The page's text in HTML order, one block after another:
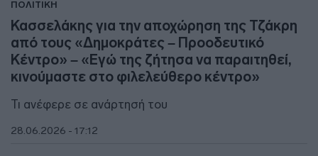
ΠΟΛΙΤΙΚΗ
Κασσελάκης για την αποχώρηση της Τζάκρη
από τους «Δημοκράτες – Προοδευτικό
Κέντρο» – «Εγώ της ζήτησα να παραιτηθεί,
κινούμαστε στο φιλελεύθερο κέντρο»
Τι ανέφερε σε ανάρτησή του
28.06.2026 - 17:12